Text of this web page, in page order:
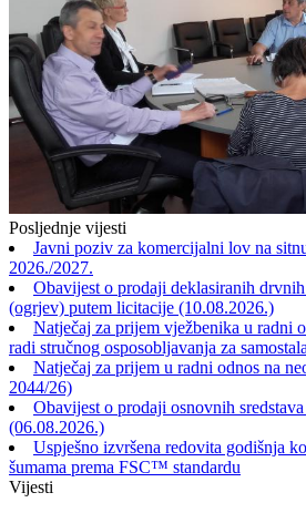
Posljednje vijesti
Javni poziv za komercijalni lov na
2026./2027.
Obavijest o prodaji deklasiranih
(ogrjev) putem licitacije (10.08.2026.)
Natječaj za prijem vježbenika u radni
radi stručnog osposobljavanja za
Natječaj za prijem u radni odnos na
2044/26)
Obavijest o prodaji osnovnih
(06.08.2026.)
Uspješno izvršena redovita godišnja
šumama prema FSC™ standardu
Vijesti